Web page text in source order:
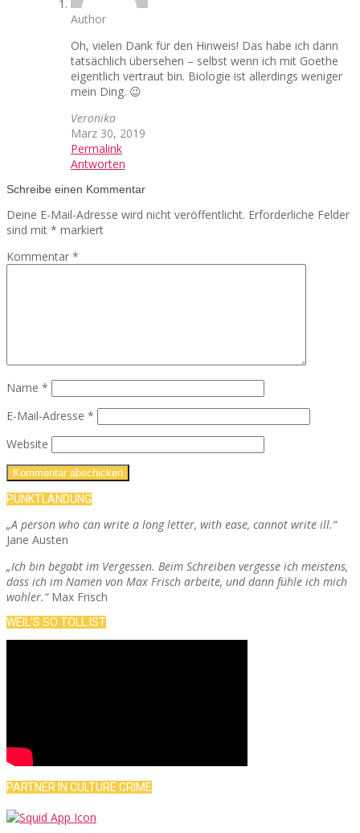
Author
Oh, vielen Dank für den Hinweis! Das habe ich dann
tatsächlich übersehen – selbst wenn ich mit Goethe
eigentlich vertraut bin. Biologie ist allerdings weniger
mein Ding. 😉
Veronika
März 30, 2019
Permalink
Antworten
Schreibe einen Kommentar
Deine E-Mail-Adresse wird nicht veröffentlicht. Erforderliche Felder
sind mit * markiert
Kommentar *
Name *
E-Mail-Adresse *
Website
PUNKTLANDUNG
„A person who can write a long letter, with ease, cannot write ill.“
Jane Austen
„Ich bin begabt im Vergessen. Beim Schreiben vergesse ich meistens,
dass ich im Namen von Max Frisch arbeite, und dann fühle ich mich
wohler.“Max Frisch
WEIL’S SO TOLL IST
PARTNER IN CULTURE CRIME